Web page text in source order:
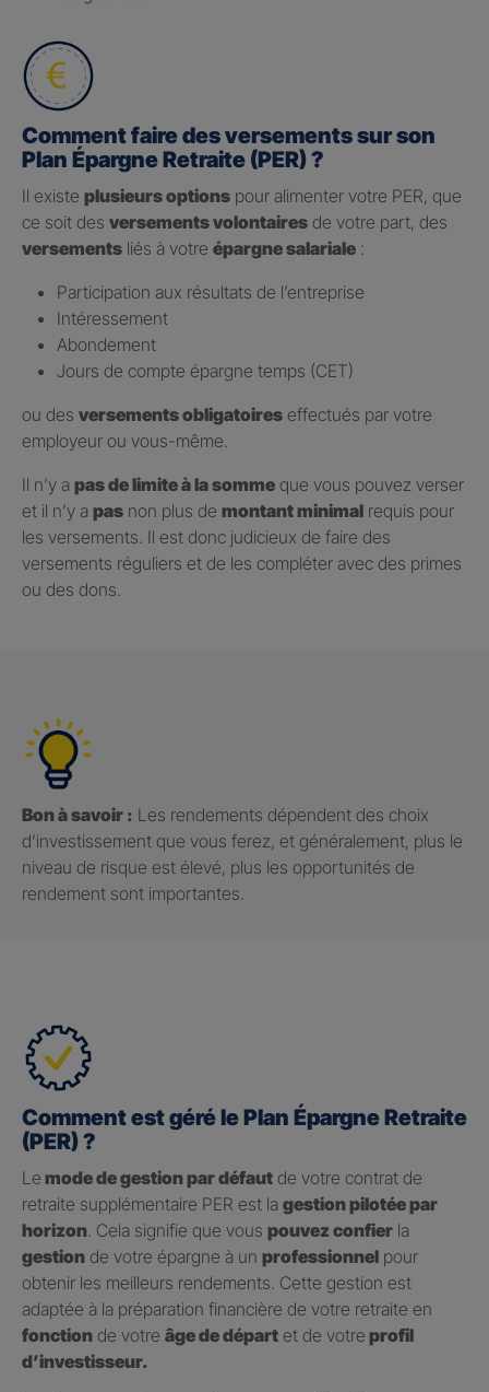
Comment faire des versements sur son
Plan Épargne Retraite (PER) ?
Il existe plusieurs options pour alimenter votre PER, que
ce soit des versements volontaires de votre part, des
versements liés à votre épargne salariale :
Participation aux résultats de l’entreprise
Intéressement
Abondement
Jours de compte épargne temps (CET)
ou des versements obligatoires effectués par votre
employeur ou vous-même.
Il n’y a pas de limite à la somme que vous pouvez verser
et il n’y a pas non plus de montant minimal requis pour
les versements. Il est donc judicieux de faire des
versements réguliers et de les compléter avec des primes
ou des dons.
Bon à savoir : Les rendements dépendent des choix
d’investissement que vous ferez, et généralement, plus le
niveau de risque est élevé, plus les opportunités de
rendement sont importantes.
Comment est géré le Plan Épargne Retraite
(PER) ?
Le mode de gestion par défaut de votre contrat de
retraite supplémentaire PER est la gestion pilotée par
horizon . Cela signifie que vous pouvez confier la
gestion de votre épargne à un professionnel pour
obtenir les meilleurs rendements. Cette gestion est
adaptée à la préparation financière de votre retraite en
fonction de votre âge de départ et de votre profil
d’investisseur.